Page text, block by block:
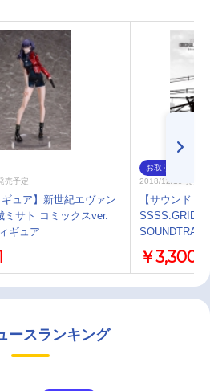
売予定
ギュア】新世紀エヴァン
ミサト コミックスver.
ギュア
お取り寄せ
2018/12/19 発売
【サウンドト
￥3,300
ースランキング